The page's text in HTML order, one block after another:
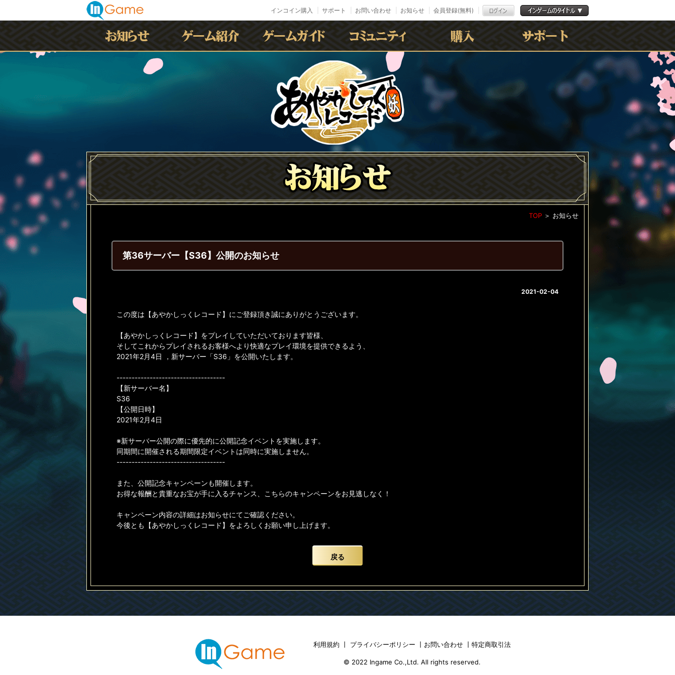
インコイン購入 サポート お問い合わせ お知らせ 会員登録(無料)
イベント 利用規約
ﾌﾟﾗｲﾊﾞｼｰﾎﾟﾘｼｰ
TOP ＞ お知らせ
第36サーバー【S36】公開のお知らせ
2021-02-04
この度は【あやかしっくレコード】にご登録頂き誠にありがとうございます。
【あやかしっくレコード】をプレイしていただいております皆様、
そしてこれからプレイされるお客様へより快適なプレイ環境を提供できるよう、
2021年2月4日 ，新サーバー「S36」を公開いたします。
------------------------------------
【新サーバー名】
S36
【公開日時】
2021年2月4日
※新サーバー公開の際に優先的に公開記念イベントを実施します。
同期間に開催される期間限定イベントは同時に実施しません。
------------------------------------
また、公開記念キャンペーンも開催します。
お得な報酬と貴重なお宝が手に入るチャンス、こちらのキャンペーンをお見逃しなく！
キャンペーン内容の詳細はお知らせにてご確認ください。
今後とも【あやかしっくレコード】をよろしくお願い申し上げます。
戻る
利用規約 丨 プライバシーポリシー 丨 お問い合わせ 丨 特定商取引法
© 2022 Ingame Co.,Ltd. All rights reserved.